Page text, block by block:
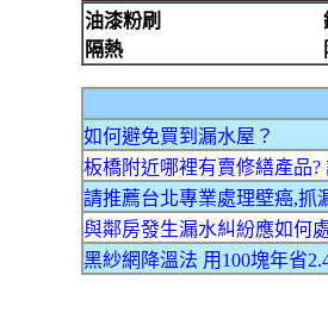
油漆粉刷
隔熱
如何避免買到漏水屋？
板橋附近哪裡有賣修繕產品?
請推薦台北專業處理壁癌,抓
與鄰房發生漏水糾紛應如何
黑紗網降溫法 用100塊年省